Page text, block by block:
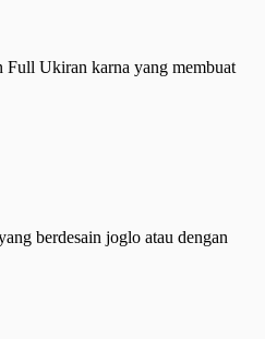
Full Ukiran karna yang membuat
berdesain joglo atau dengan